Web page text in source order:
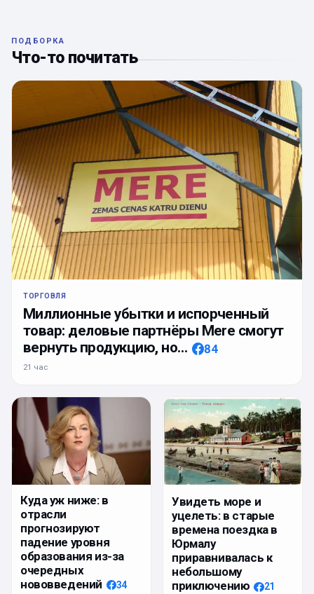
ПОДБОРКА
Что-то почитать
ТОРГОВЛЯ
Миллионные убытки и испорченный
товар: деловые партнёры Mere смогут
вернуть продукцию, но…
84
21 час
Куда уж ниже: в
отрасли
прогнозируют
падение уровня
образования из-за
очередных
нововведений
34
Увидеть море и
уцелеть: в старые
времена поездка в
Юрмалу
приравнивалась к
небольшому
приключению
21